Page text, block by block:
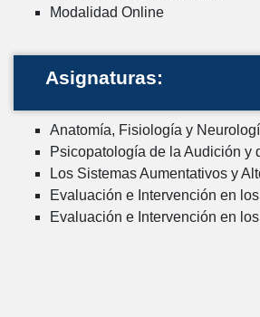
Modalidad Online
Asignaturas:
Anatomía, Fisiología y
Psicopatología de la Audición y
Los Sistemas Aumentativos y
Evaluación e Intervención en
Evaluación e Intervención en